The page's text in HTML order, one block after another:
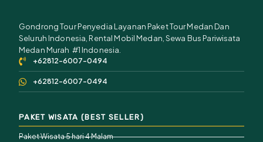
Gondrong Tour Penyedia Layanan Paket Tour Medan Dan
Seluruh Indonesia, Rental Mobil Medan, Sewa Bus Pariwisata
Medan Murah #1 Indonesia.
+62812-6007-0494
+62812-6007-0494
PAKET WISATA (BEST SELLER)
Paket Wisata 5 hari 4 Malam